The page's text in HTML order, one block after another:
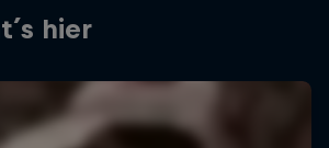
hier